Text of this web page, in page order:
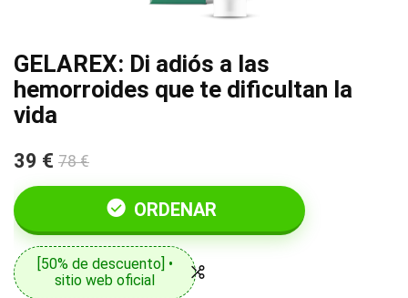
GELAREX: Di adiós a las
hemorroides que te dificultan la
vida
39 € 78 €
ORDENAR
[50% de descuento] •
sitio web oficial